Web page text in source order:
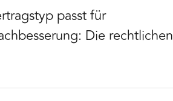
passt für
Die rechtlichen